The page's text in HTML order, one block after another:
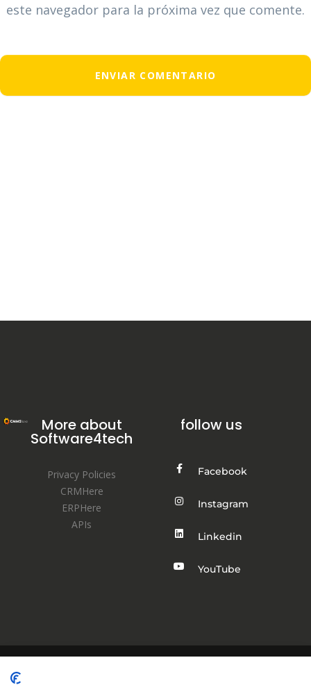
este navegador para la próxima vez que comente.
More about
Software4tech
Privacy Policies
CRMHere
ERPHere
APIs
follow us
Facebook
Instagram
Linkedin
YouTube